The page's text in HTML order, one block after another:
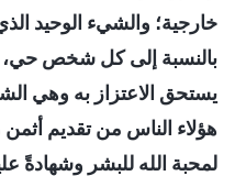
خارجية؛ والشيء الوحيد
بالنسبة إلى كل شخص حي،
يستحق الاعتزاز به وهي
هؤلاء الناس من تقديم أثمن
لمحبة الله للبشر وشهادةً